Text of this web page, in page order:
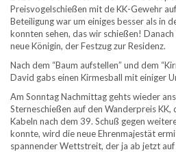
Preisvogelschießen mit de KK-Gewehr
Beteiligung war um einiges besser als in
konnten sehen, das wir schießen!
neue Königin, der Festzug zur Residenz.
Nach dem “Baum aufstellen” und dem
David gabs einen Kirmesball mit einiger
Am Sonntag Nachmittag gehts wieder
Sterneschießen auf den Wanderpreis KK,
Kabeln nach dem 39. Schuß gegen
konnte, wird die neue Ehrenmajestät
spannender Wettstreit, der ja ab jetzt